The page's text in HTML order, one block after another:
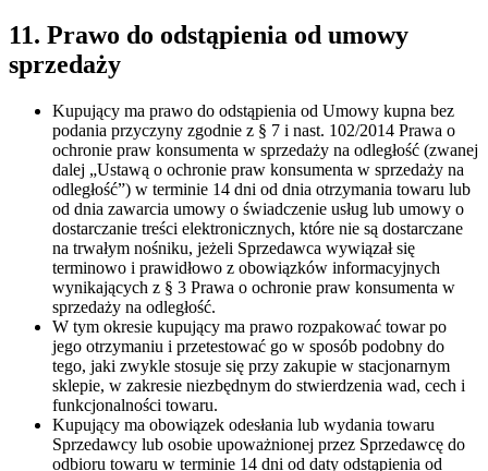
11. Prawo do odstąpienia od umowy
sprzedaży
Kupujący ma prawo do odstąpienia od Umowy kupna bez
podania przyczyny zgodnie z § 7 i nast. 102/2014 Prawa o
ochronie praw konsumenta w sprzedaży na odległość (zwanej
dalej „Ustawą o ochronie praw konsumenta w sprzedaży na
odległość”) w terminie 14 dni od dnia otrzymania towaru lub
od dnia zawarcia umowy o świadczenie usług lub umowy o
dostarczanie treści elektronicznych, które nie są dostarczane
na trwałym nośniku, jeżeli Sprzedawca wywiązał się
terminowo i prawidłowo z obowiązków informacyjnych
wynikających z § 3 Prawa o ochronie praw konsumenta w
sprzedaży na odległość.
W tym okresie kupujący ma prawo rozpakować towar po
jego otrzymaniu i przetestować go w sposób podobny do
tego, jaki zwykle stosuje się przy zakupie w stacjonarnym
sklepie, w zakresie niezbędnym do stwierdzenia wad, cech i
funkcjonalności towaru.
Kupujący ma obowiązek odesłania lub wydania towaru
Sprzedawcy lub osobie upoważnionej przez Sprzedawcę do
odbioru towaru w terminie 14 dni od daty odstąpienia od